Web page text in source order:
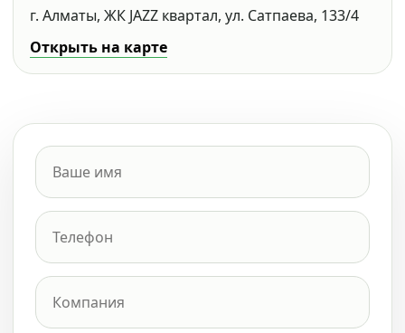
г. Алматы, ЖК JAZZ квартал, ул. Сатпаева, 133/4
Открыть на карте